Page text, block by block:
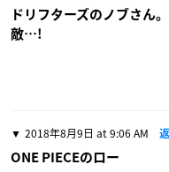
ドリフターズのノブさん
敵…!
2018年8月9日 at 9:06 AM
ONE PIECEのロー